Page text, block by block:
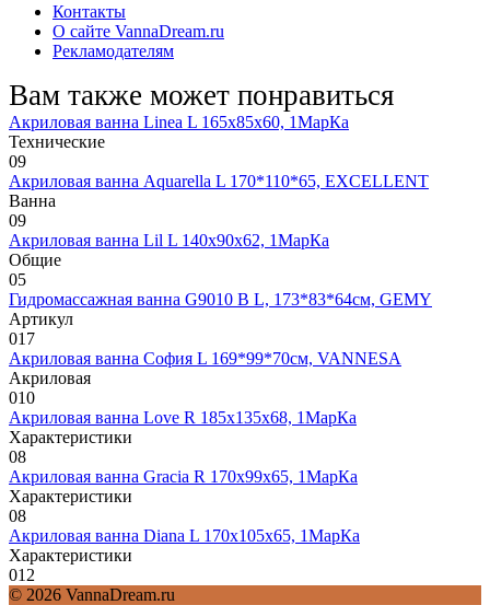
Контакты
О сайте VannaDream.ru
Рекламодателям
Вам также может понравиться
Акриловая ванна Linea L 165х85х60, 1МарКа
Технические
09
Акриловая ванна Aquarella L 170*110*65, EXCELLENT
Ванна
09
Акриловая ванна Lil L 140х90х62, 1МарКа
Общие
05
Гидромассажная ванна G9010 B L, 173*83*64см, GEMY
Артикул
017
Акриловая ванна София L 169*99*70см, VANNESA
Акриловая
010
Акриловая ванна Love R 185х135х68, 1МарКа
Характеристики
08
Акриловая ванна Gracia R 170х99х65, 1МарКа
Характеристики
08
Акриловая ванна Diana L 170х105х65, 1МарКа
Характеристики
012
© 2026 VannaDream.ru